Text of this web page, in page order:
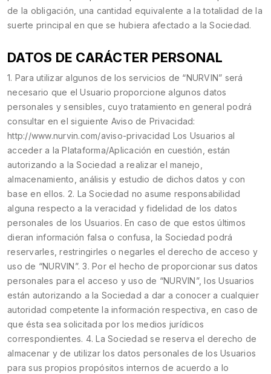
de la obligación, una cantidad equivalente a la totalidad de la
suerte principal en que se hubiera afectado a la Sociedad.
DATOS DE CARÁCTER PERSONAL
1. Para utilizar algunos de los servicios de “NURVIN” será
necesario que el Usuario proporcione algunos datos
personales y sensibles, cuyo tratamiento en general podrá
consultar en el siguiente Aviso de Privacidad:
http://www.nurvin.com/aviso-privacidad Los Usuarios al
acceder a la Plataforma/Aplicación en cuestión, están
autorizando a la Sociedad a realizar el manejo,
almacenamiento, análisis y estudio de dichos datos y con
base en ellos. 2. La Sociedad no asume responsabilidad
alguna respecto a la veracidad y fidelidad de los datos
personales de los Usuarios. En caso de que estos últimos
dieran información falsa o confusa, la Sociedad podrá
reservarles, restringirles o negarles el derecho de acceso y
uso de “NURVIN”. 3. Por el hecho de proporcionar sus datos
personales para el acceso y uso de “NURVIN”, los Usuarios
están autorizando a la Sociedad a dar a conocer a cualquier
autoridad competente la información respectiva, en caso de
que ésta sea solicitada por los medios jurídicos
correspondientes. 4. La Sociedad se reserva el derecho de
almacenar y de utilizar los datos personales de los Usuarios
para sus propios propósitos internos de acuerdo a lo